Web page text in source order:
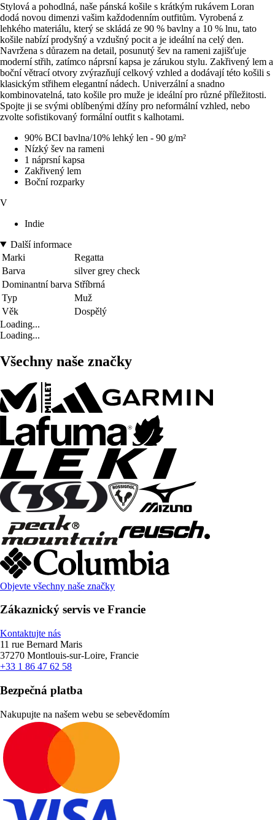
Stylová a pohodlná, naše pánská košile s krátkým rukávem Loran
dodá novou dimenzi vašim každodenním outfitům. Vyrobená z
lehkého materiálu, který se skládá ze 90 % bavlny a 10 % lnu, tato
košile nabízí prodyšný a vzdušný pocit a je ideální na celý den.
Navržena s důrazem na detail, posunutý šev na rameni zajišťuje
moderní střih, zatímco náprsní kapsa je zárukou stylu. Zakřivený lem a
boční větrací otvory zvýrazňují celkový vzhled a dodávají této košili s
klasickým střihem elegantní nádech. Univerzální a snadno
kombinovatelná, tato košile pro muže je ideální pro různé příležitosti.
Spojte ji se svými oblíbenými džíny pro neformální vzhled, nebo
zvolte sofistikovaný formální outfit s kalhotami.
90% BCI bavlna/10% lehký len - 90 g/m²
Nízký šev na rameni
1 náprsní kapsa
Zakřivený lem
Boční rozparky
V
Indie
Další informace
Marki
Regatta
Barva
silver grey check
Dominantní barva Stříbrná
Typ
Muž
Věk
Dospělý
Loading...
Loading...
Všechny naše značky
Objevte všechny naše značky
Zákaznický servis ve Francie
Kontaktujte nás
11 rue Bernard Maris
37270 Montlouis-sur-Loire, Francie
+33 1 86 47 62 58
Bezpečná platba
Nakupujte na našem webu se sebevědomím